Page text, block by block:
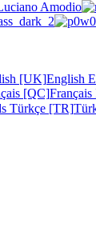
[UK]English
[QC]Français
Türkçe [TR]